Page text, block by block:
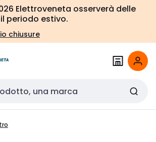
Elettroveneta osserverà delle
periodo estivo.
chiusure